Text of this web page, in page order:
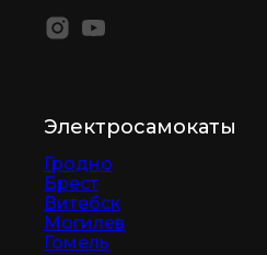
Электросамокаты
Гродно
Брест
Витебск
Могилев
Гомель